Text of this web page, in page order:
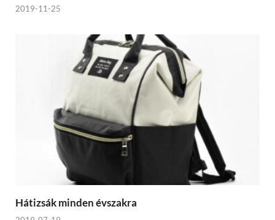
2019-11-25
Hátizsák minden évszakra